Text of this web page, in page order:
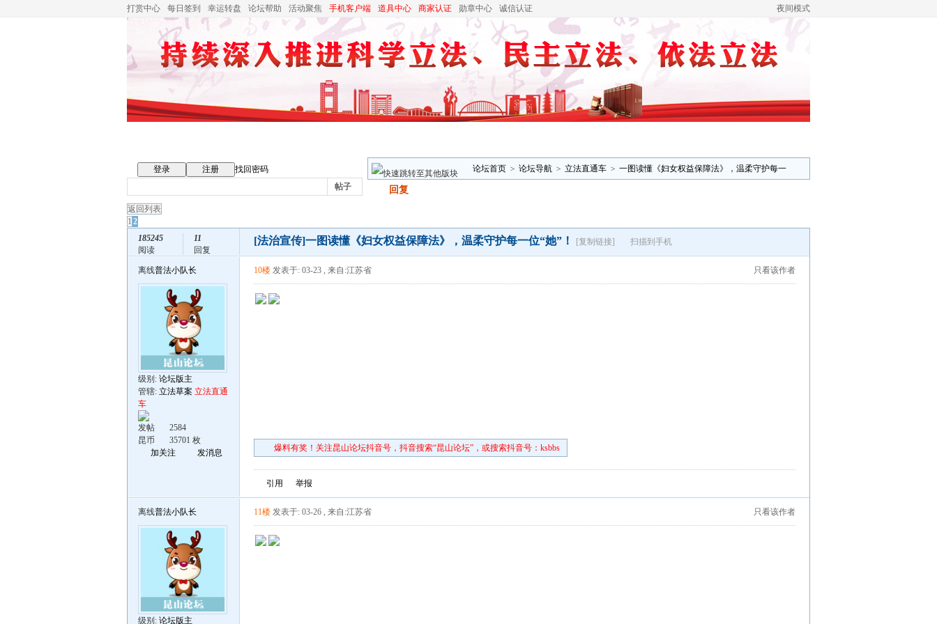
夜间模式
打赏中心 每日签到 幸运转盘 论坛帮助 活动聚焦 手机客户端 道具中心 商家认证 勋章中心 诚信认证
登录 注册
找回密码
帖子
论坛首页 > 论坛导航 > 立法直通车 > 一图读懂《妇女权益保障法》，温柔守护每一
回复
返回列表
1 2
185245
阅读
11
回复
[法治宣传]一图读懂《妇女权益保障法》，温柔守护每一位“她”！ [复制链接] 扫描到手机
离线普法小队长
级别: 论坛版主
管辖: 立法草案 立法直通
车
发帖
2584
昆币
35701 枚
加关注
发消息
只看该作者
10楼 发表于: 03-23 , 来自:江苏省
爆料有奖！关注昆山论坛抖音号，抖音搜索“昆山论坛”，或搜索抖音号：ksbbs
引用 举报
离线普法小队长
级别: 论坛版主
只看该作者
11楼 发表于: 03-26 , 来自:江苏省